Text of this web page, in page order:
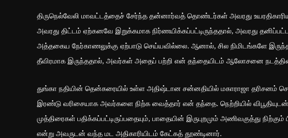
திருநெல்வேலி மாவட்டத்தைச் சேர்ந்த தன்னார்வத் தொண்டர்கள் அவரது
அவரது திட்டம் ஏற்கனவே இறுக்கமாக நிர்ணயிக்கப்பட்டிருந்ததால், அவரது
அத்தகைய நேர்காணலுக்கு ஏற்பாடு செய்யவில்லை. ஆனால், சில நிமிடங்களே
தீவிரமாக இருந்ததால், அவர்கள் அதைப் பற்றி என் தந்தையிடம் ஆலோசனை
துங்கா நதியின் தென்கரையில் உள்ள அதிஷ்டான சன்னதியில் மகாராஜா தரிசனம்
இரண்டு வரிசையாக அவர்களை நிற்க வைத்தார் என் தந்தை. நெற்றியில்
முத்திரைகள் பதிக்கப்பட்டிருப்பதையும், பாதையின் இருபுறமும் அணிவகுத்து
என்று அவருடன் வந்த மட அதிகாரியிடம் கேட்கத் தூண்டினார்.